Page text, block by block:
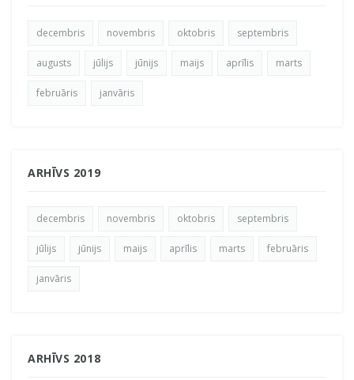
decembris novembris oktobris septembris
augusts jūlijs jūnijs maijs aprīlis marts
februāris janvāris
ARHĪVS 2019
decembris novembris oktobris septembris
jūlijs jūnijs maijs aprīlis marts februāris
janvāris
ARHĪVS 2018